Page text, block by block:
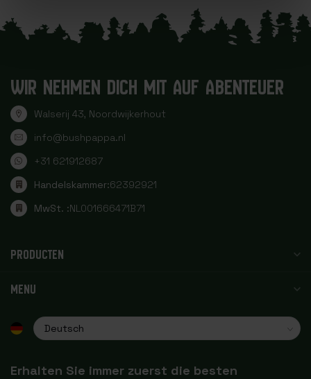
WIR NEHMEN DICH MIT AUF ABENTEUER
Walserij 43, Noordwijkerhout
info@bushpappa.nl
+31 621912687
Handelskammer:62392921
MwSt. :NL001666471B71
PRODUCTEN
MENU
Erhalten Sie immer zuerst die besten